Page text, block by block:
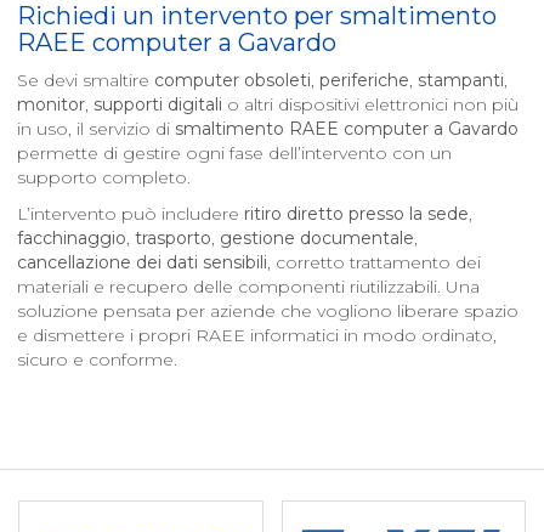
Richiedi un intervento per smaltimento
RAEE computer a Gavardo
Se devi smaltire computer obsoleti, periferiche, stampanti,
monitor, supporti digitali o altri dispositivi elettronici non più
in uso, il servizio di smaltimento RAEE computer a Gavardo
permette di gestire ogni fase dell’intervento con un
supporto completo.
L’intervento può includere ritiro diretto presso la sede,
facchinaggio, trasporto, gestione documentale,
cancellazione dei dati sensibili, corretto trattamento dei
materiali e recupero delle componenti riutilizzabili. Una
soluzione pensata per aziende che vogliono liberare spazio
e dismettere i propri RAEE informatici in modo ordinato,
sicuro e conforme.